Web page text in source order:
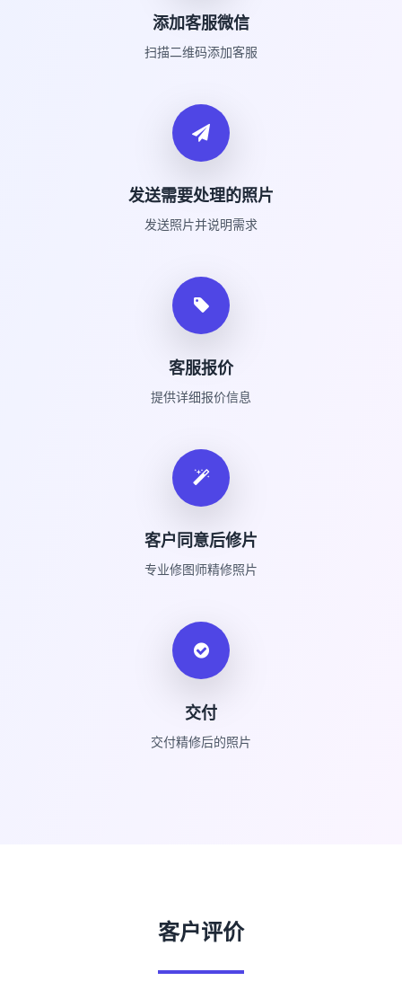
添加客服微信
扫描二维码添加客服
发送需要处理的照片
发送照片并说明需求
客服报价
提供详细报价信息
客户同意后修片
专业修图师精修照片
交付
交付精修后的照片
客户评价